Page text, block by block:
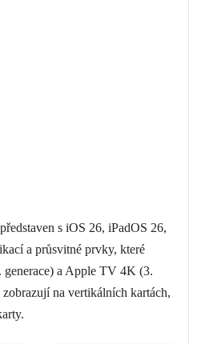
s iOS 26, iPadOS 26,
a průsvitné prvky, které
a Apple TV 4K (3.
na vertikálních kartách,